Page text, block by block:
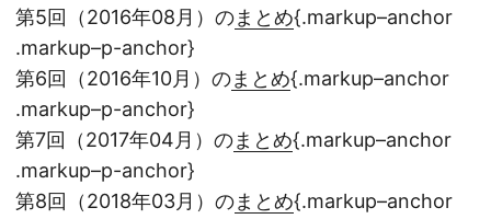
第5回（2016年08月）のまとめ{.markup–anchor
.markup–p-anchor}
第6回（2016年10月）のまとめ{.markup–anchor
.markup–p-anchor}
第7回（2017年04月）のまとめ{.markup–anchor
.markup–p-anchor}
第8回（2018年03月）のまとめ{.markup–anchor